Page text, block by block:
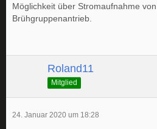
Möglichkeit über Stromaufnahme
Brühgruppenantrieb.
Roland11
Mitglied
24. Januar 2020 um 18:28